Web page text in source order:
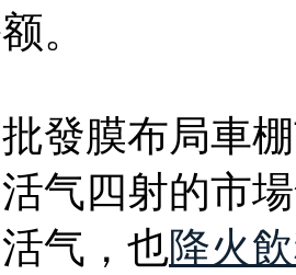
。
發膜布局車
气四射的市
气，也降火